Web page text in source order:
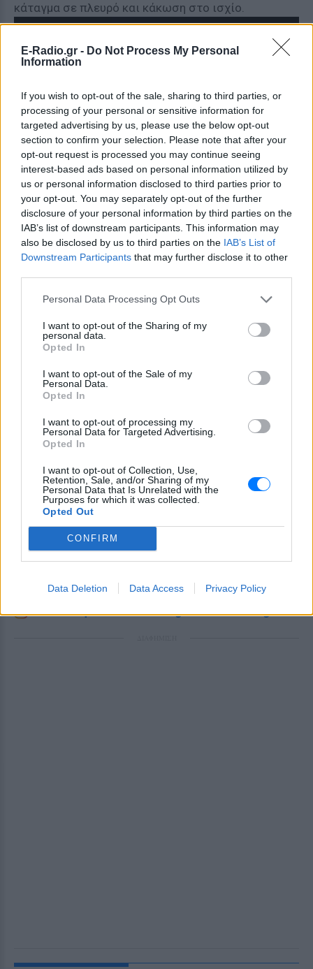
E-Radio.gr - Do Not Process My Personal
Information
If you wish to opt-out of the sale, sharing to third parties, or
processing of your personal or sensitive information for
targeted advertising by us, please use the below opt-out
section to confirm your selection. Please note that after your
opt-out request is processed you may continue seeing
interest-based ads based on personal information utilized by
us or personal information disclosed to third parties prior to
your opt-out. You may separately opt-out of the further
disclosure of your personal information by third parties on the
IAB’s list of downstream participants. This information may
also be disclosed by us to third parties on the IAB’s List of
Downstream Participants that may further disclose it to other
Personal Data Processing Opt Outs
I want to opt-out of the Sharing of my
personal data.
Opted In
I want to opt-out of the Sale of my
Personal Data.
Opted In
I want to opt-out of processing my
Personal Data for Targeted Advertising.
Opted In
I want to opt-out of Collection, Use,
Retention, Sale, and/or Sharing of my
Personal Data that Is Unrelated with the
Purposes for which it was collected.
Opted Out
CONFIRM
Data Deletion Data Access Privacy Policy
κάταγμα σε πλευρό και κάκωση στο ισχίο.
ΔΙΑΦΗΜΙΣΗ
Ακολουθήστε το E-Radio.gr στο
και μάθετε πρώτοιτα πιο hot νέα.
Για ακόμη περισσότερανέα, μπείτε στηνροή
του E-Daily.gr
Ακολουθήστε το E-Radio.gr και στο Instagram